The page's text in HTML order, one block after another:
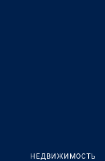
НЕДВИЖИМОСТЬ